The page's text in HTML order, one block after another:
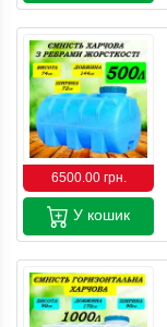
6500.00 грн.
У кошик